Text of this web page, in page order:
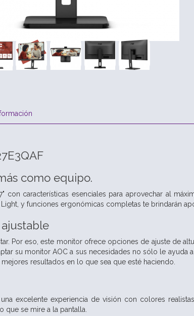
como equipo.
con características esenciales para aprovechar al
Light, y funciones ergonómicas completas te brindarán
Por eso, este monitor ofrece opciones de ajuste de
su monitor AOC a sus necesidades no sólo le ayuda
resultados en lo que sea que esté haciendo.
una excelente experiencia de visión con colores
que se mire a la pantalla.